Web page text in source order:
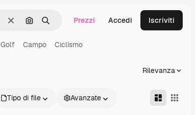
CancellaCerca per immagine
Ricerca Prezzi Accedi Iscriviti
Golf Campo Ciclismo
Rilevanza
Tipo di file Avanzate